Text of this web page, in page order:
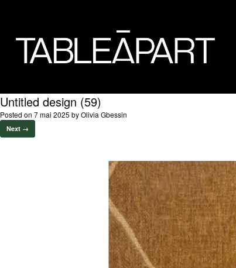
Untitled design (59)
Posted on 7 mai 2025 byOlivia Gbessin
Next →